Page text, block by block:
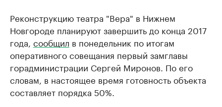
Реконструкцию театра "Вера" в Нижнем
Новгороде планируют завершить до конца 2017
года, сообщил в понедельник по итогам
оперативного совещания первый замглавы
горадминистрации Сергей Миронов. По его
словам, в настоящее время готовность объекта
составляет порядка 50%.